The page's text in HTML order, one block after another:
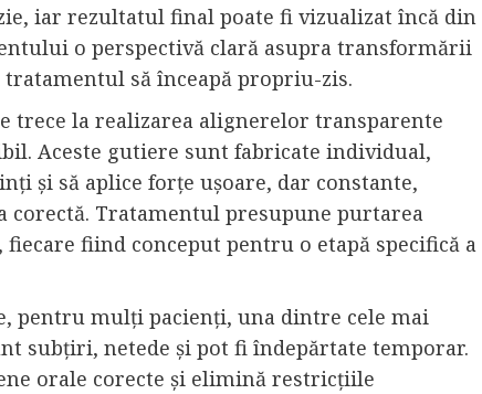
iar rezultatul final poate fi vizualizat încă din
o perspectivă clară asupra transformării
să înceapă propriu-zis.
trece la realizarea alignerelor transparente
Aceste gutiere sunt fabricate individual,
și să aplice forțe ușoare, dar constante,
corectă. Tratamentul presupune purtarea
fiind conceput pentru o etapă specifică a
pentru mulți pacienți, una dintre cele mai
subțiri, netede și pot fi îndepărtate temporar.
orale corecte și elimină restricțiile